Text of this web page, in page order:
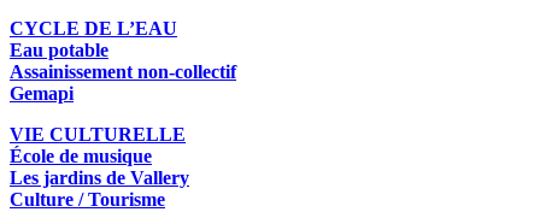
CYCLE DE L’EAU
Eau potable
Assainissement non-collectif
Gemapi
VIE CULTURELLE
École de musique
Les jardins de Vallery
Culture / Tourisme